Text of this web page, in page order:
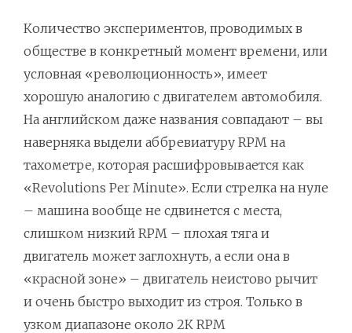
Количество экспериментов, проводимых в
обществе в конкретный момент времени, или
условная «революционность», имеет
хорошую аналогию с двигателем автомобиля.
На английском даже названия совпадают – вы
наверняка выдели аббревиатуру RPM на
тахометре, которая расшифровывается как
«Revolutions Per Minute». Если стрелка на нуле
– машина вообще не сдвинется с места,
слишком низкий RPM – плохая тяга и
двигатель может заглохнуть, а если она в
«красной зоне» – двигатель неистово рычит
и очень быстро выходит из строя. Только в
узком диапазоне около 2К RPM